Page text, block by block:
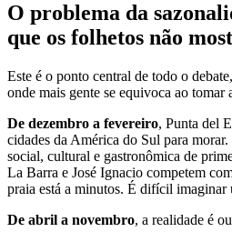
O problema da
que os folhetos não
Este é o ponto central de todo o
onde mais gente se equivoca ao tomar
De dezembro a fevereiro, Punta del
cidades da América do Sul para
social, cultural e gastronômica de
La Barra e José Ignacio competem
praia está a minutos. É difícil imaginar
De abril a novembro, a realidade é